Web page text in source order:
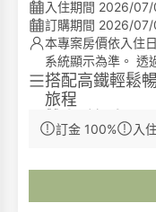
入住期間 2026/
訂購期間 2026/
本專案房價依入住
系統顯示為準。 透過高鐵聯票專案訂購住宿，可享高鐵車
票優惠折扣，相關
搭配高鐵輕鬆
旅程
雙人房優惠
1. 經濟雙人房
2. 加贈延時退
訂金 100% 入